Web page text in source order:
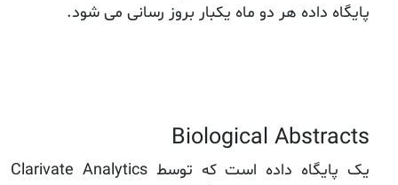
پایگاه داده هر دو ماه یکبار بروز رسانی می شود.
Biological Abstracts
یک پایگاه داده است که توسط Clarivate Analytics